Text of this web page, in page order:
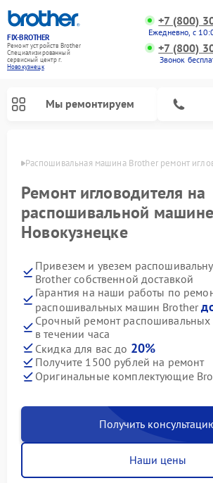
FIX-BROTHER
Ремонт устройств Brother
Специализированный
cервисный центр г.
Новокузнецк
+7 (800)
Ежедневно, с
+7 (800)
Звонок
Мы ремонтируем
Распошивальная машина Brother ремонт
Ремонт игловодителя на
распошивальной
Новокузнецке
Привезем и увезем
Brother собственной доставкой
Гарантия на наши работы по
распошивальных машин Brother
Срочный ремонт
в течении часа
Скидка для вас до 20%
Получите 1500 рублей на ремонт
Оригинальные комплектующие
Получить
Наши цены